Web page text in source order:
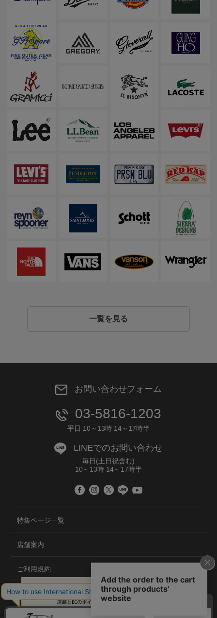
一覧を見る
お問い合わせフォーム
03-5816-1203
平日 10～13時 14～17時半
LINEでのお問い合わせ
毎日(土日祝含む)
10～13時 14～17時半
特集ページ一覧
店舗案内
ご利用規約
プライバシーポリシー